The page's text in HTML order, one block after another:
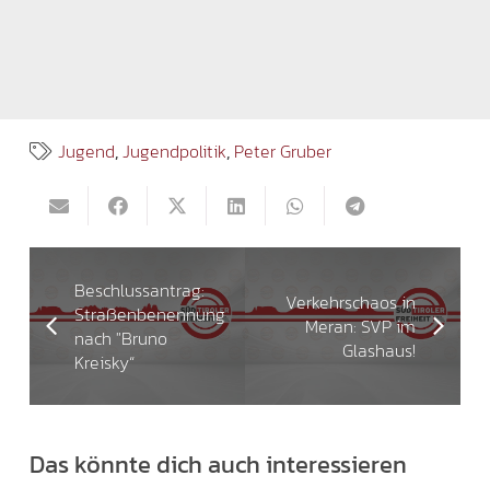
Jugend,Jugendpolitik, Peter Gruber
Beschlussantrag:
Straßenbenennung
nach "Bruno
Kreisky“
Verkehrschaos in
Meran: SVP im
Glashaus!
Das könnte dich auch interessieren